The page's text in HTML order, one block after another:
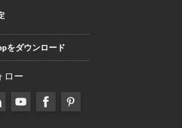
をダウンロード
ロー